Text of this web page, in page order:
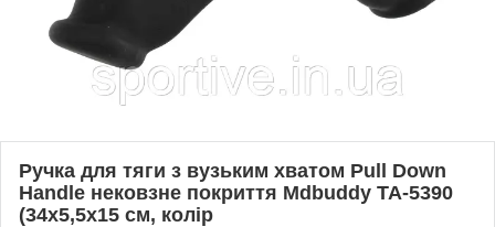
Ручка для тяги з вузьким хватом Pull Down
Handle нековзне покриття Mdbuddy TA-5390
(34х5,5х15 см, колір